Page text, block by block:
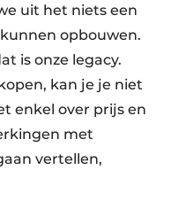
uit het niets een
opbouwen.
is onze legacy.
kan je je niet
enkel over prijs en
met
vertellen,